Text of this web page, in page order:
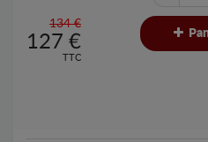
134 €
127 €
TTC